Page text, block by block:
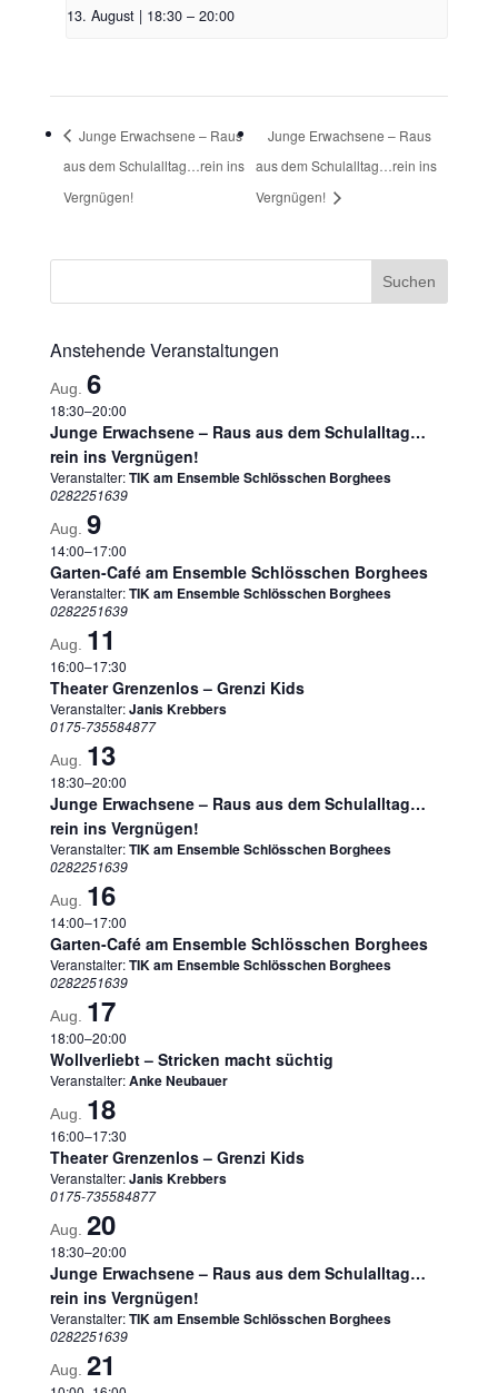
13. August | 18:30 – 20:00
Junge Erwachsene – Raus
aus dem Schulalltag…rein ins
Vergnügen!
Junge Erwachsene – Raus
aus dem Schulalltag…rein ins
Vergnügen!
Anstehende Veranstaltungen
Aug. 6
18:30–20:00
Junge Erwachsene – Raus aus dem Schulalltag…
rein ins Vergnügen!
Veranstalter:TIK am Ensemble Schlösschen Borghees
0282251639
Aug. 9
14:00–17:00
Garten-Café am Ensemble Schlösschen Borghees
Veranstalter:TIK am Ensemble Schlösschen Borghees
0282251639
Aug. 11
16:00–17:30
Theater Grenzenlos – Grenzi Kids
Veranstalter:Janis Krebbers
0175-735584877
Aug. 13
18:30–20:00
Junge Erwachsene – Raus aus dem Schulalltag…
rein ins Vergnügen!
Veranstalter:TIK am Ensemble Schlösschen Borghees
0282251639
Aug. 16
14:00–17:00
Garten-Café am Ensemble Schlösschen Borghees
Veranstalter:TIK am Ensemble Schlösschen Borghees
0282251639
Aug. 17
18:00–20:00
Wollverliebt – Stricken macht süchtig
Veranstalter:Anke Neubauer
Aug. 18
16:00–17:30
Theater Grenzenlos – Grenzi Kids
Veranstalter:Janis Krebbers
0175-735584877
Aug. 20
18:30–20:00
Junge Erwachsene – Raus aus dem Schulalltag…
rein ins Vergnügen!
Veranstalter:TIK am Ensemble Schlösschen Borghees
0282251639
Aug. 21